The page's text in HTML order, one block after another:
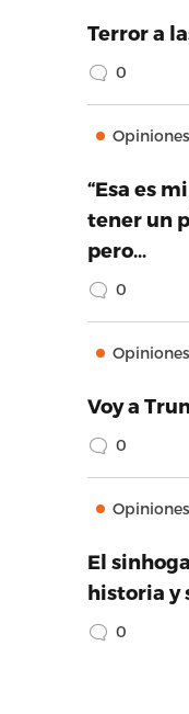
Terror a
0
Opiniones
“Esa es
tener un
pero…
0
Opiniones
Voy a
0
Opiniones
El
historia y
0